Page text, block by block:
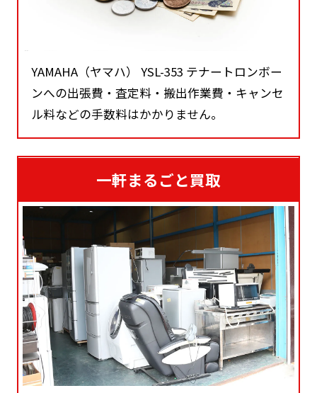
YAMAHA（ヤマハ） YSL-353 テナートロンボー
ンへの出張費・査定料・搬出作業費・キャンセ
ル料などの手数料はかかりません。
一軒まるごと買取